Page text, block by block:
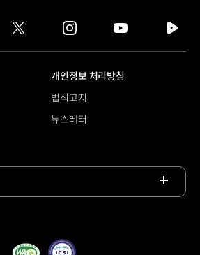
GROUP
twitter instagram
tv
개인정보 처리방침
법적고지
뉴스레터